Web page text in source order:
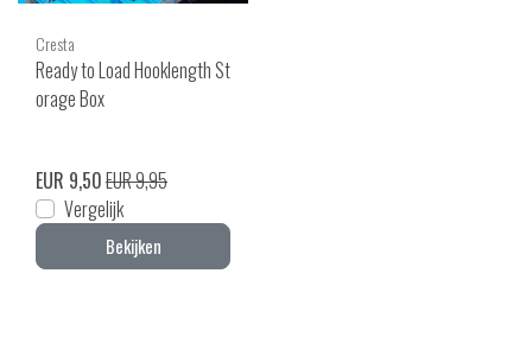
Cresta
Ready to Load Hooklength St
orage Box
EUR 9,50EUR 9,95
Vergelijk
Bekijken